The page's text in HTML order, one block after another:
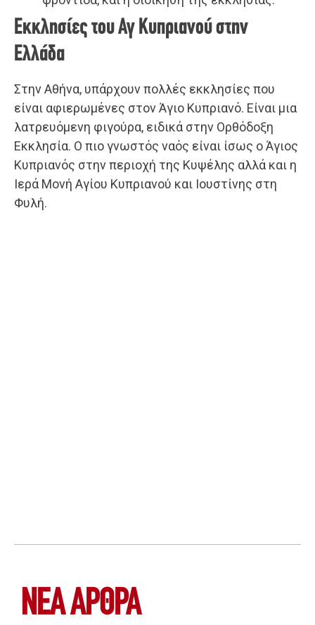
Εκκλησίες του Αγ Κυπριανού στην
Ελλάδα
Στην Αθήνα, υπάρχουν πολλές εκκλησίες που
είναι αφιερωμένες στον Άγιο Κυπριανό. Είναι μια
λατρευόμενη φιγούρα, ειδικά στην Ορθόδοξη
Εκκλησία. Ο πιο γνωστός ναός είναι ίσως ο Άγιος
Κυπριανός στην περιοχή της Κυψέλης αλλά και η
Ιερά Μονή Αγίου Κυπριανού και Ιουστίνης στη
Φυλή.
ΝΕΑ ΆΡΘΡΑ